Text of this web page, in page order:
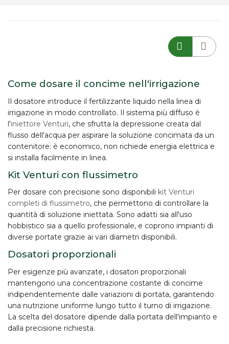
Come dosare il concime nell'irrigazione
Il dosatore introduce il fertilizzante liquido nella linea di
irrigazione in modo controllato. Il sistema più diffuso è
l'iniettore Venturi, che sfrutta la depressione creata dal
flusso dell'acqua per aspirare la soluzione concimata da un
contenitore: è economico, non richiede energia elettrica e
si installa facilmente in linea.
Kit Venturi con flussimetro
Per dosare con precisione sono disponibili kit Venturi
completi di flussimetro, che permettono di controllare la
quantità di soluzione iniettata. Sono adatti sia all'uso
hobbistico sia a quello professionale, e coprono impianti di
diverse portate grazie ai vari diametri disponibili.
Dosatori proporzionali
Per esigenze più avanzate, i dosatori proporzionali
mantengono una concentrazione costante di concime
indipendentemente dalle variazioni di portata, garantendo
una nutrizione uniforme lungo tutto il turno di irrigazione.
La scelta del dosatore dipende dalla portata dell'impianto e
dalla precisione richiesta.